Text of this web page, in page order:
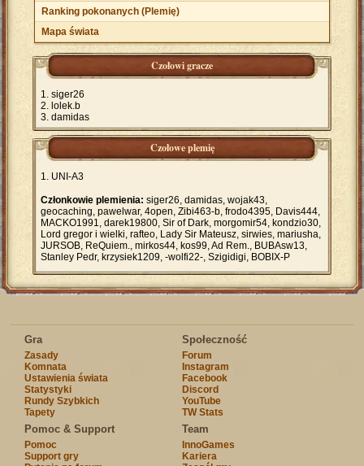
Ranking pokonanych (Plemię)
Mapa świata
Czołowi gracze
siger26
lolek.b
damidas
Czołowe plemię
UNI-A3
Członkowie plemienia: siger26, damidas, wojak43,
geocaching, pawelwar, 4open, Zibi463-b, frodo4395, Davis444,
MACKO1991, darek19800, Sir of Dark, morgomir54, kondzio30,
Lord gregor i wielki, rafteo, Lady Sir Mateusz, sirwies, mariusha,
JURSOB, ReQuiem., mirkos44, kos99, Ad Rem., BUBAsw13,
Stanley Pedr, krzysiek1209, -wolfi22-, Szigidigi, BOBIX-P
Gra
Zasady
Komnata
Ustawienia świata
Statystyki
Rundy Szybkich
Tapety
Społeczność
Forum
Instagram
Facebook
Discord
YouTube
TW Stats
Pomoc & Support
Pomoc
Support gry
Team
InnoGames
Kariera